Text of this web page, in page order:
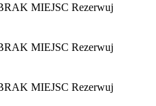
MIEJSC Rezerwuj
MIEJSC Rezerwuj
MIEJSC Rezerwuj